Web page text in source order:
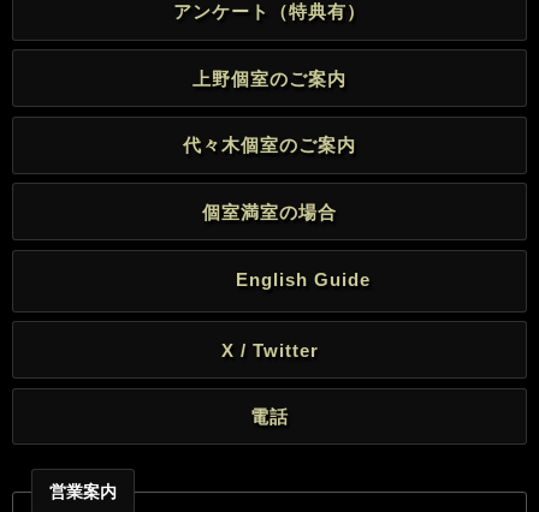
アンケート（特典有）
上野個室のご案内
代々木個室のご案内
個室満室の場合
English Guide
X / Twitter
電話
営業案内